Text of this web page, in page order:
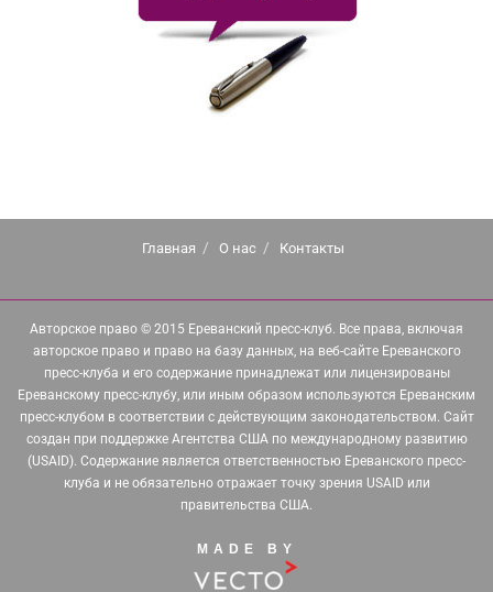
Главная О нас Контакты
Авторское право © 2015 Ереванский пресс-клуб. Все права, включая
авторское право и право на базу данных, на веб-сайте Ереванского
пресс-клуба и его содержание принадлежат или лицензированы
Ереванскому пресс-клубу, или иным образом используются Ереванским
пресс-клубом в соответствии с действующим законодательством. Сайт
создан при поддержке Агентства США по международному развитию
(USAID). Содержание является ответственностью Ереванского пресс-
клуба и не обязательно отражает точку зрения USAID или
правительства США.
MADE BY